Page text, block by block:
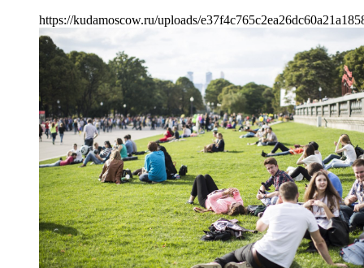
https://kudamoscow.ru/uploads/